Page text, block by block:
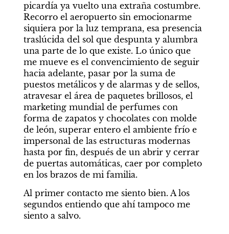
picardía ya vuelto una extraña costumbre.
Recorro el aeropuerto sin emocionarme
siquiera por la luz temprana, esa presencia
traslúcida del sol que despunta y alumbra
una parte de lo que existe. Lo único que
me mueve es el convencimiento de seguir
hacia adelante, pasar por la suma de
puestos metálicos y de alarmas y de sellos,
atravesar el área de paquetes brillosos, el
marketing mundial de perfumes con
forma de zapatos y chocolates con molde
de león, superar entero el ambiente frío e
impersonal de las estructuras modernas
hasta por fin, después de un abrir y cerrar
de puertas automáticas, caer por completo
en los brazos de mi familia.
Al primer contacto me siento bien. A los
segundos entiendo que ahí tampoco me
siento a salvo.